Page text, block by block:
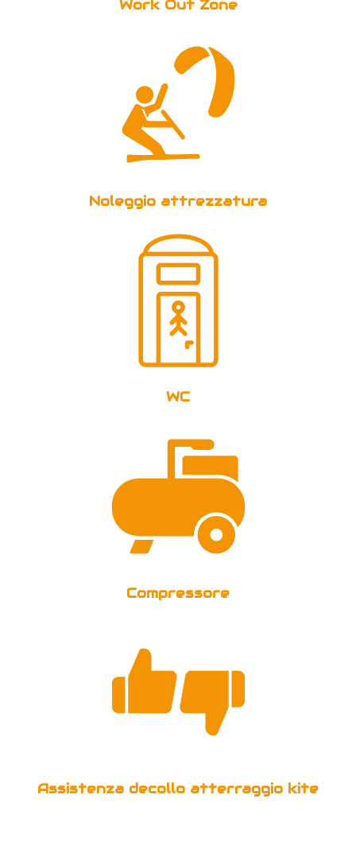
Work Out Zone
Noleggio attrezzatura
WC
Compressore
Assistenza decollo atterraggio kite